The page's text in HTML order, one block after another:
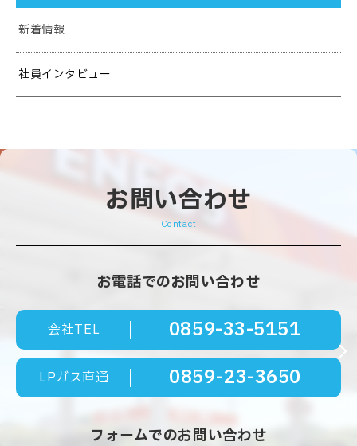
新着情報
社員インタビュー
お問い合わせ
Contact
お電話でのお問い合わせ
会社TEL 0859-33-5151
LPガス直通 0859-23-3650
フォームでのお問い合わせ